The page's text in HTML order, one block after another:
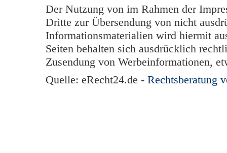
Der Nutzung von im Rahmen der
Dritte zur Übersendung von nicht
Informationsmaterialien wird hiermit
Seiten behalten sich ausdrücklich
Zusendung von Werbeinformationen,
Quelle: eRecht24.de - Rechtsberatung